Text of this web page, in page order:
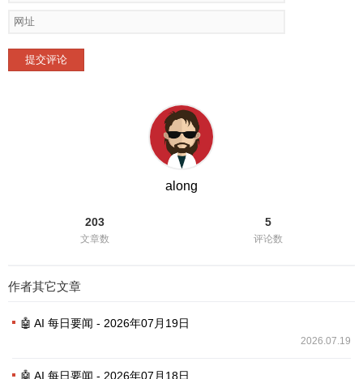
提交评论
along
203
文章数
5
评论数
作者其它文章
🤖 AI 每日要闻 - 2026年07月19日
2026.07.19
🤖 AI 每日要闻 - 2026年07月18日